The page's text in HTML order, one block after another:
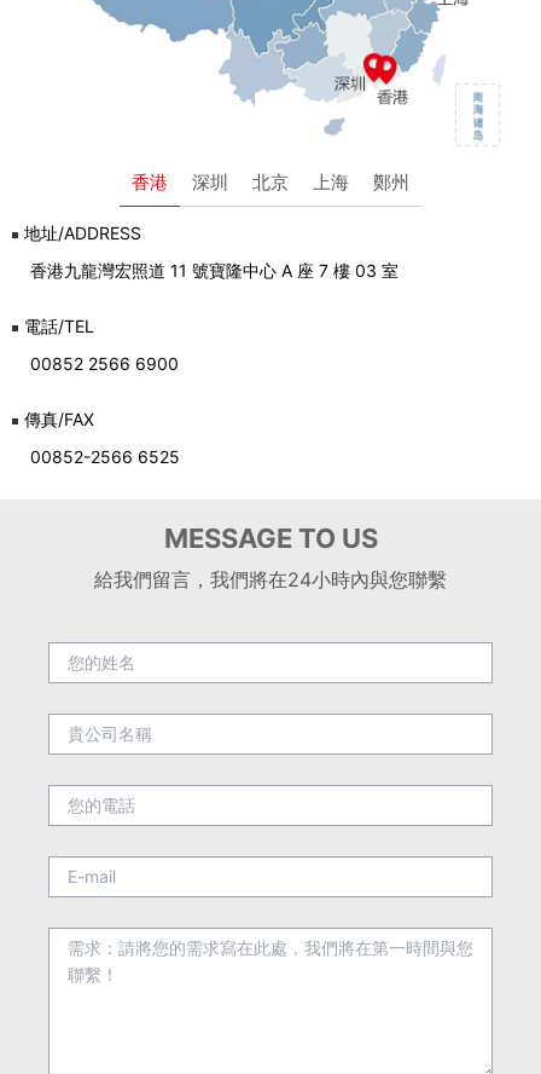
香港 深圳 北京 上海 鄭州
地址/ADDRESS
香港九龍灣宏照道 11 號寶隆中心 A 座 7 樓 03 室
電話/TEL
00852 2566 6900
傳真/FAX
00852-2566 6525
MESSAGE TO US
給我們留言，我們將在24小時內與您聯繫